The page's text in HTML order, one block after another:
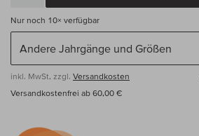
Nur noch 10× verfügbar
inkl. MwSt, zzgl. Versandkosten
Versandkostenfrei ab 60,00 €